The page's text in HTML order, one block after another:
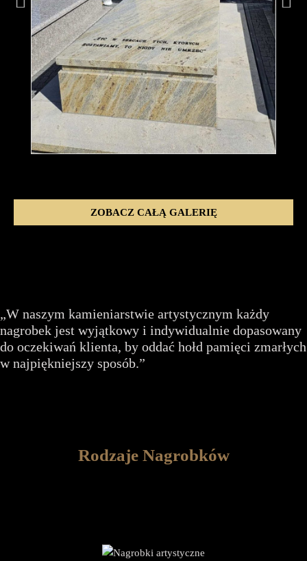
ZOBACZ CAŁĄ GALERIĘ
„W naszym kamieniarstwie artystycznym każdy
nagrobek jest wyjątkowy i indywidualnie dopasowany
do oczekiwań klienta, by oddać hołd pamięci zmarłych
w najpiękniejszy sposób.”
Rodzaje Nagrobków